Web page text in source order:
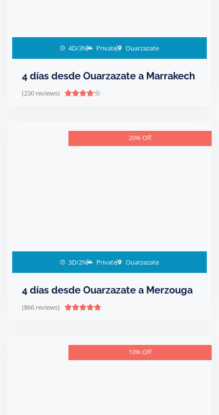
4D/3N Private Ouarzazate
4 días desde Ouarzazate a Marrakech
(230 reviews) 
20% Off
3D/2N Private Ouarzazate
4 días desde Ouarzazate a Merzouga
(866 reviews) 
10% Off